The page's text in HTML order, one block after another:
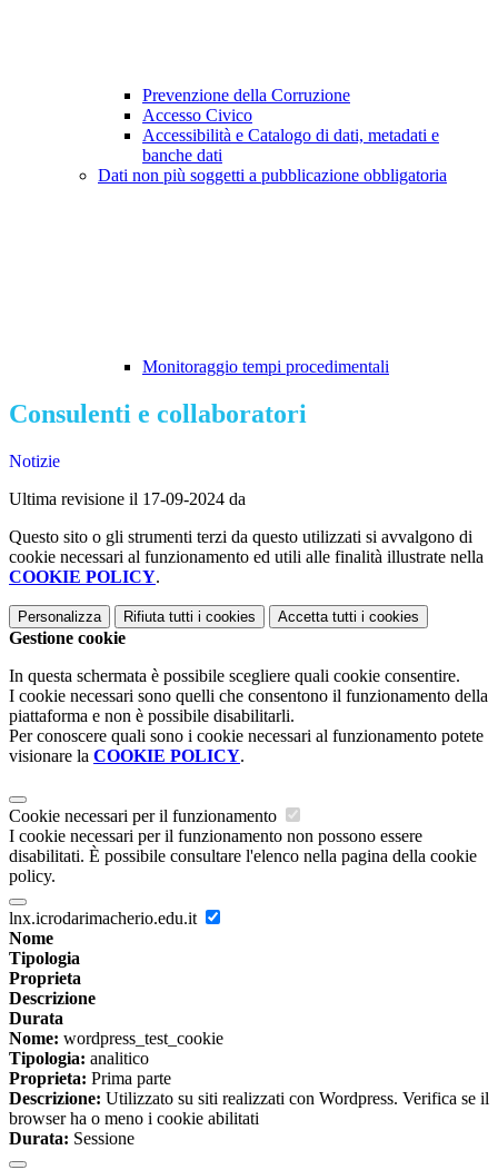
Prevenzione della Corruzione
Accesso Civico
Accessibilità e Catalogo di dati, metadati e
banche dati
Dati non più soggetti a pubblicazione obbligatoria
Monitoraggio tempi procedimentali
Consulenti e collaboratori
Notizie
Ultima revisione il 17-09-2024 da
Questo sito o gli strumenti terzi da questo utilizzati si avvalgono di
cookie necessari al funzionamento ed utili alle finalità illustrate nella
COOKIE POLICY.
Personalizza Rifiuta tutti i cookies Accetta tutti i cookies
Gestione cookie
In questa schermata è possibile scegliere quali cookie consentire.
I cookie necessari sono quelli che consentono il funzionamento della
piattaforma e non è possibile disabilitarli.
Per conoscere quali sono i cookie necessari al funzionamento potete
visionare la COOKIE POLICY.
Cookie necessari per il funzionamento
I cookie necessari per il funzionamento non possono essere
disabilitati. È possibile consultare l'elenco nella pagina della cookie
policy.
lnx.icrodarimacherio.edu.it
Nome
Tipologia
Proprieta
Descrizione
Durata
Nome: wordpress_test_cookie
Tipologia: analitico
Proprieta: Prima parte
Descrizione: Utilizzato su siti realizzati con Wordpress. Verifica se il
browser ha o meno i cookie abilitati
Durata: Sessione